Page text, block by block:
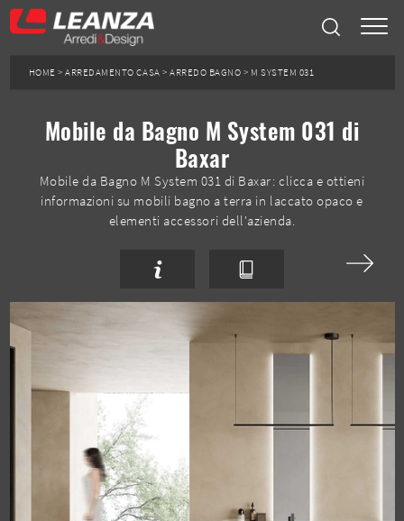
HOME >ARREDAMENTO CASA >ARREDO BAGNO > M SYSTEM 031
Mobile da Bagno M System 031 di
Baxar
Mobile da Bagno M System 031 di Baxar: clicca e ottieni
informazioni su mobili bagno a terra in laccato opaco e
elementi accessori dell'azienda.